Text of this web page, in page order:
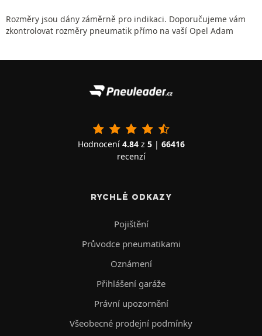
Rozměry jsou dány záměrně pro indikaci. Doporučujeme vám
zkontrolovat rozměry pneumatik přímo na vaší Opel Adam
Hodnocení 4.84z 5| 66416
recenzí
RYCHLÉ ODKAZY
Pojištění
Průvodce pneumatikami
Oznámení
Přihlášení garáže
Právní upozornění
Všeobecné prodejní podmínky